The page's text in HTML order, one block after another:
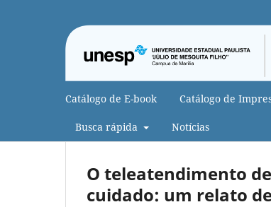
Catálogo de E-book Catálogo de
Busca rápida Notícias
O teleatendimento
cuidado: um relato